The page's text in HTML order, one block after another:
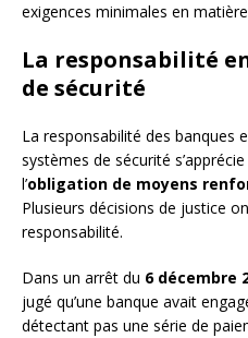
exigences minimales en
La responsabilité
de sécurité
La responsabilité des banques
systèmes de sécurité
l’obligation de moyens
Plusieurs décisions de justice
responsabilité.
Dans un arrêt du 6 décembre
jugé qu’une banque avait
détectant pas une série de